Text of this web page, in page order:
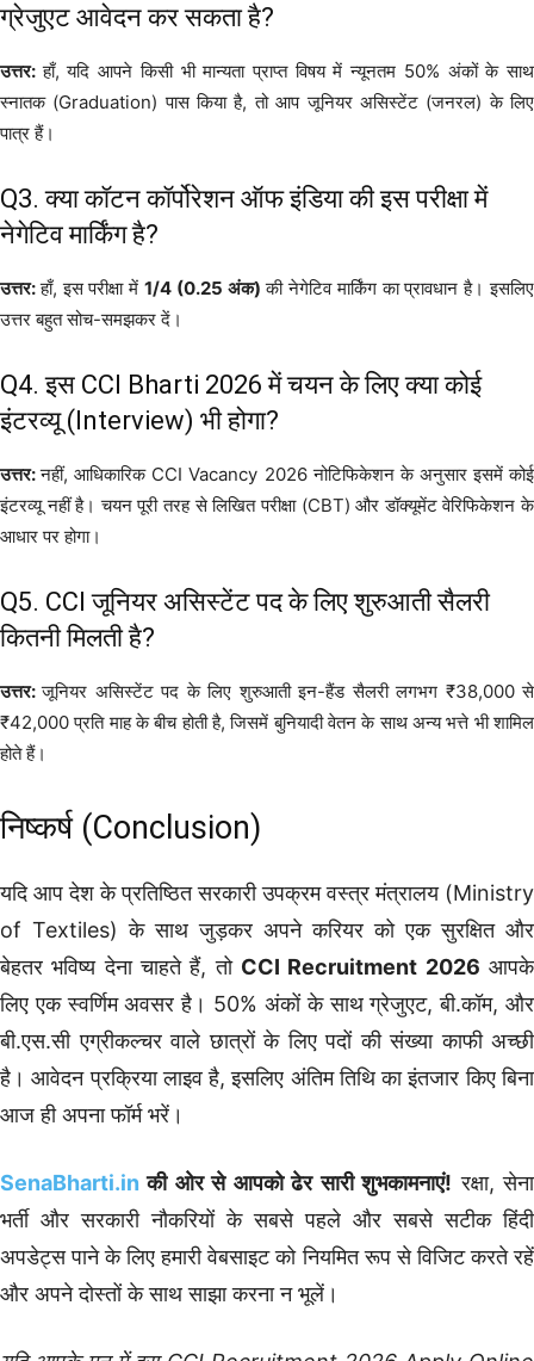
ग्रेजुएट आवेदन कर सकता है?
उत्तर:हाँ, यदि आपने किसी भी मान्यता प्राप्त विषय में न्यूनतम 50% अंकों के साथ
स्नातक (Graduation) पास किया है, तो आप जूनियर असिस्टेंट (जनरल) के लिए
पात्र हैं।
Q3. क्या कॉटन कॉर्पोरेशन ऑफ इंडिया की इस परीक्षा में
नेगेटिव मार्किंग है?
उत्तर:हाँ, इस परीक्षा में 1/4 (0.25 अंक) की नेगेटिव मार्किंग का प्रावधान है। इसलिए
उत्तर बहुत सोच-समझकर दें।
Q4. इस CCI Bharti 2026 में चयन के लिए क्या कोई
इंटरव्यू (Interview) भी होगा?
उत्तर:नहीं, आधिकारिक CCI Vacancy 2026 नोटिफिकेशन के अनुसार इसमें कोई
इंटरव्यू नहीं है। चयन पूरी तरह से लिखित परीक्षा (CBT) और डॉक्यूमेंट वेरिफिकेशन के
आधार पर होगा।
Q5. CCI जूनियर असिस्टेंट पद के लिए शुरुआती सैलरी
कितनी मिलती है?
उत्तर:जूनियर असिस्टेंट पद के लिए शुरुआती इन-हैंड सैलरी लगभग ₹38,000 से
₹42,000 प्रति माह के बीच होती है, जिसमें बुनियादी वेतन के साथ अन्य भत्ते भी शामिल
होते हैं।
निष्कर्ष (Conclusion)
यदि आप देश के प्रतिष्ठित सरकारी उपक्रम वस्त्र मंत्रालय (Ministry
of Textiles) के साथ जुड़कर अपने करियर को एक सुरक्षित और
बेहतर भविष्य देना चाहते हैं, तो CCI Recruitment 2026 आपके
लिए एक स्वर्णिम अवसर है। 50% अंकों के साथ ग्रेजुएट, बी.कॉम, और
बी.एस.सी एग्रीकल्चर वाले छात्रों के लिए पदों की संख्या काफी अच्छी
है। आवेदन प्रक्रिया लाइव है, इसलिए अंतिम तिथि का इंतजार किए बिना
आज ही अपना फॉर्म भरें।
SenaBharti.in की ओर से आपको ढेर सारी शुभकामनाएं! रक्षा, सेना
भर्ती और सरकारी नौकरियों के सबसे पहले और सबसे सटीक हिंदी
अपडेट्स पाने के लिए हमारी वेबसाइट को नियमित रूप से विजिट करते रहें
और अपने दोस्तों के साथ साझा करना न भूलें।